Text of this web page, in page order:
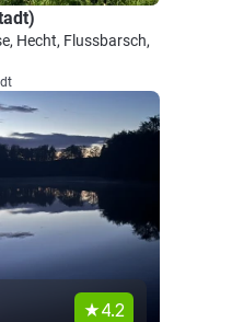
Hecht, Flussbarsch,
4.2